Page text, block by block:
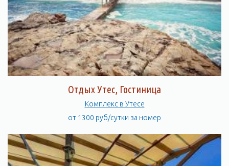
Отдых Утес, Гостиница
Комплекс в Утесе
от 1300 руб/сутки за номер